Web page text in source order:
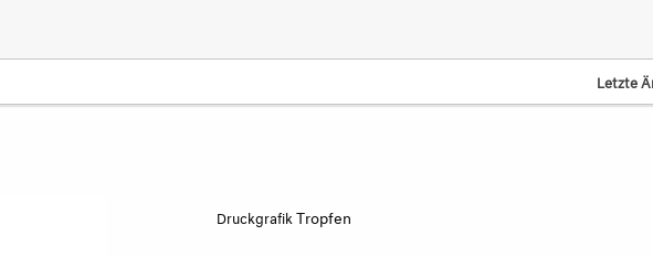
Letzte
Druckgrafik Tropfen